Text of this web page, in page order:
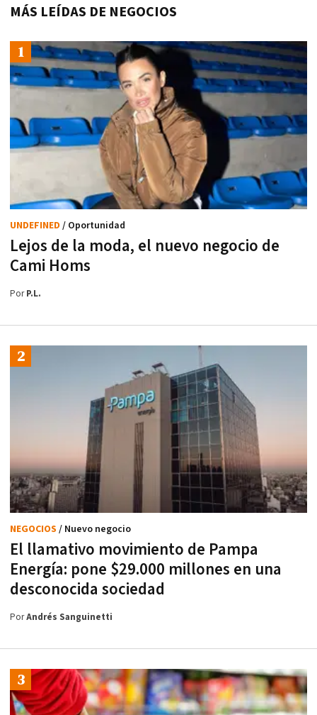
MÁS LEÍDAS DE NEGOCIOS
Lejos de la moda, el nuevo negocio de
Cami Homs
UNDEFINED / Oportunidad
PorP.L.
El llamativo movimiento de Pampa
Energía: pone $29.000 millones en una
desconocida sociedad
NEGOCIOS / Nuevo negocio
PorAndrés Sanguinetti